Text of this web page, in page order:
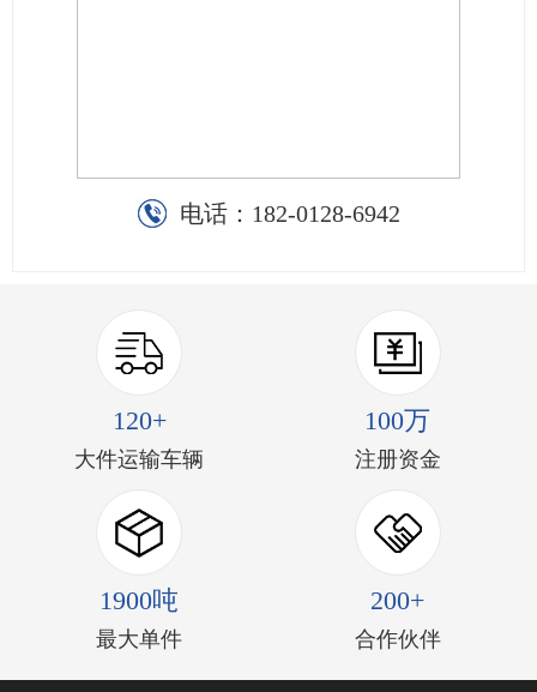
电话： 182-0128-6942
120+
大件运输车辆
100万
注册资金
1900吨
最大单件
200+
合作伙伴